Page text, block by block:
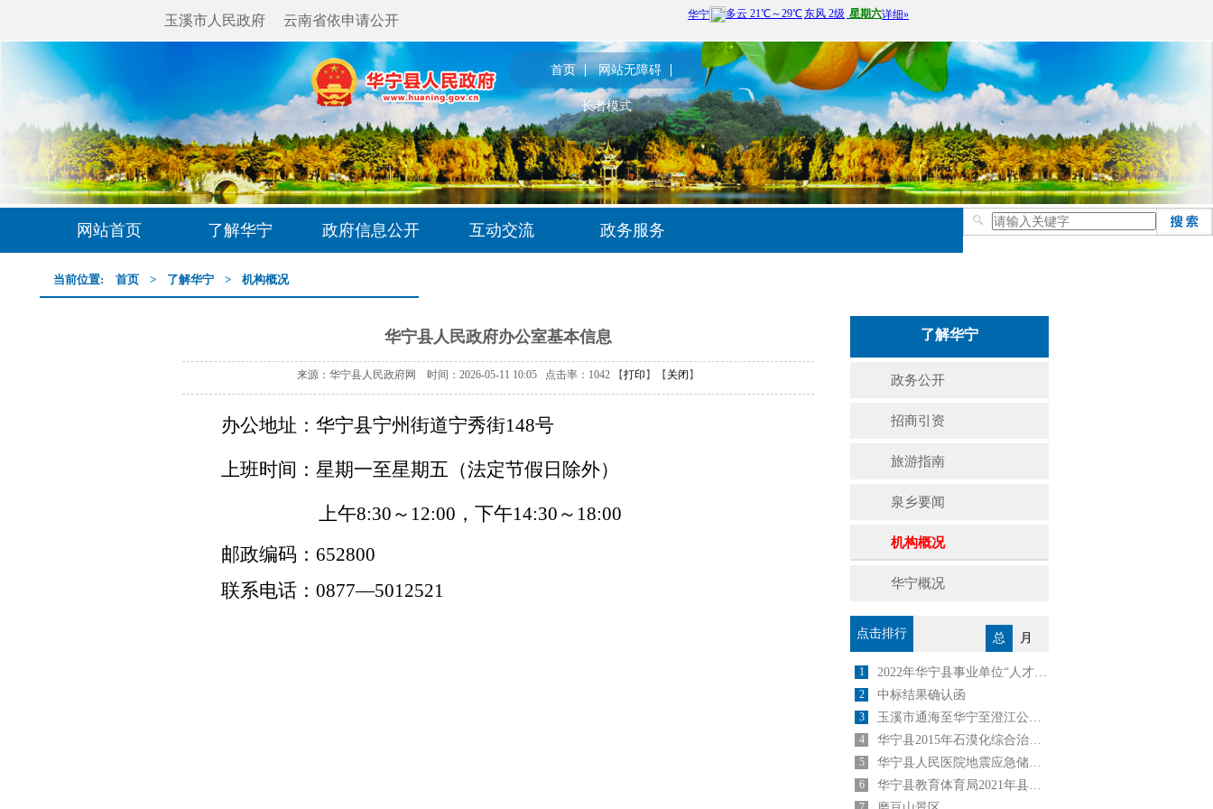
玉溪市人民政府 云南省依申请公开
首页 网站无障碍
长者模式
网站首页 了解华宁 政府信息公开 互动交流 政务服务
当前位置: 首页 > 了解华宁 > 机构概况
华宁县人民政府办公室基本信息
来源：华宁县人民政府网 时间：2026-05-11 10:05 点击率： 1042 【打印 】【 关闭 】
办公地址： 华宁县宁州街道宁秀街148号
上班时间：星期一至星期五（法定节假日除外）
上午8:30 ～ 12:00 ，下午14:30 ～ 18:00
邮政编码： 652800
联系电话： 0877—5012521
了解华宁
政务公开
招商引资
旅游指南
泉乡要闻
机构概况
华宁概况
点击排行 总 月
1 2022年华宁县事业单位“人才回引计划”公告
2 中标结果确认函
3 玉溪市通海至华宁至澄江公路建设项目
4 华宁县2015年石漠化综合治理工程坡改梯施工（第一标段)中 选 公 告
5 华宁县人民医院地震应急储备物资采购项目 成交公告
6 华宁县教育体育局2021年县内公开选调中小学教师公告